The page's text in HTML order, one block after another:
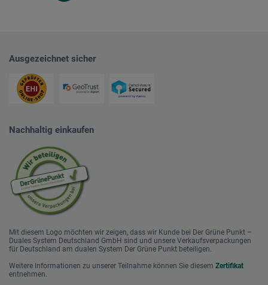
Ausgezeichnet sicher
Nachhaltig einkaufen
Mit diesem Logo möchten wir zeigen, dass wir Kunde bei Der Grüne Punkt –
Duales System Deutschland GmbH sind und unsere Verkaufsverpackungen
für Deutschland am dualen System Der Grüne Punkt beteiligen.
Weitere Informationen zu unserer Teilnahme können Sie diesem Zertifikat
entnehmen.